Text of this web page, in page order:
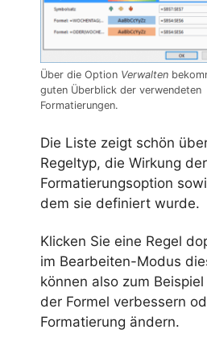
Über die Option Verwalten
guten Überblick der verwendeten
Formatierungen.
Die Liste zeigt schön
Regeltyp, die Wirkung
Formatierungsoption
dem sie definiert wurde.
Klicken Sie eine Regel
im Bearbeiten-Modus
können also zum
der Formel verbessern
Formatierung ändern.